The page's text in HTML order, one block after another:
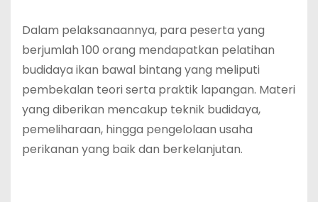
Dalam pelaksanaannya, para peserta yang
berjumlah 100 orang mendapatkan pelatihan
budidaya ikan bawal bintang yang meliputi
pembekalan teori serta praktik lapangan. Materi
yang diberikan mencakup teknik budidaya,
pemeliharaan, hingga pengelolaan usaha
perikanan yang baik dan berkelanjutan.